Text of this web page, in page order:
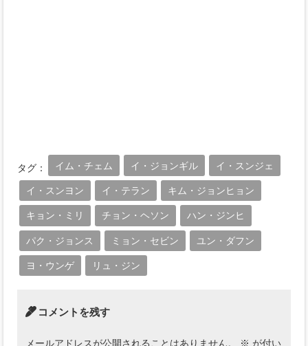
タグ： イム・チェム イ・ジョンギル イ・スンジェ
イ・スンヨン イ・テラン キム・ジョンヒョン
キョン・ミリ チョン・ヘソン ハン・ジンヒ
パク・ジョンス ミョン・セビン ユン・ダフン
ヨ・ウンゲ リュ・ジン
コメントを残す
メールアドレスが公開されることはありません。 ※ が付い